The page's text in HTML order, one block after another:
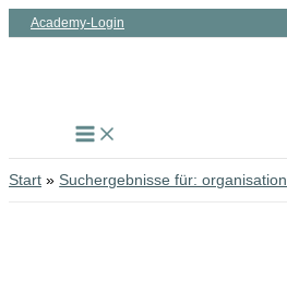
ZumAcademy-Login
Start Suchergebnisse für: organisation